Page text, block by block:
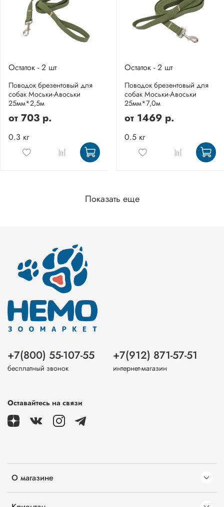
Остаток - 2 шт
Поводок брезентовый для
собак Моськи-Авоськи
25мм*2,5м
от 703 р.
0.3 кг
Остаток - 2 шт
Поводок брезентовый для
собак Моськи-Авоськи
25мм*7,0м
от 1469 р.
0.5 кг
Показать еще
О магазине
+7(800) 55-107-55
бесплатный звонок
+7(912) 871-57-51
интернет-магазин
Оставайтесь на связи